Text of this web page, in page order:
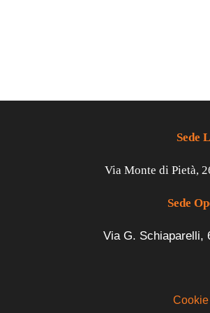
Sede
Via Monte di Pietà,
Sede
Via G. Schiaparelli,